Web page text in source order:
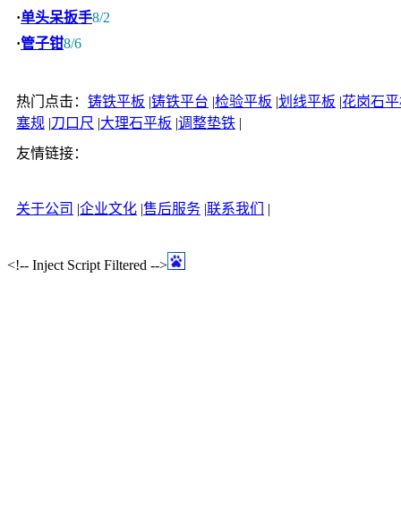
·单头呆扳手8/2
·管子钳8/6
热门点击： 铸铁平板 |铸铁平台 |检验平板 |划线平板 |花岗石
塞规 |刀口尺 |大理石平板 |调整垫铁 |
友情链接：
关于公司 |企业文化 |售后服务 |联系我们 |
<!-- Inject Script Filtered -->